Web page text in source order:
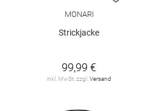
MONARI
Strickjacke
99,99 €
inkl. MwSt. zzgl. Versand